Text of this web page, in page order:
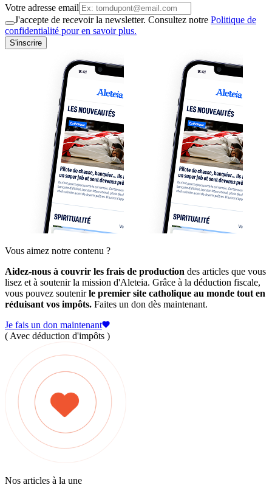
Votre adresse email
J'accepte de recevoir la newsletter. Consultez notre Politique de
confidentialité pour en savoir plus.
S'inscrire
Vous aimez notre contenu ?
Aidez-nous à couvrir les frais de production des articles que vous
lisez et à soutenir la mission d'Aleteia. Grâce à la déduction fiscale,
vous pouvez soutenirle premier site catholique au monde tout en
réduisant vos impôts. Faites un don dès maintenant.
Je fais un don maintenant
( Avec déduction d'impôts )
Nos articles à la une